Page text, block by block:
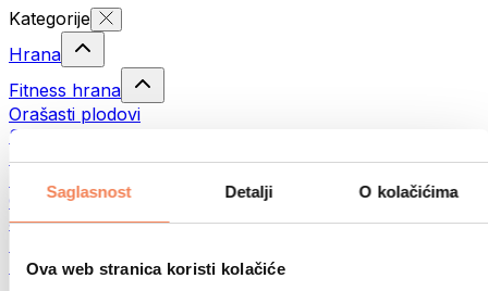
Saglasnost Detalji O kolačićima
Ova web stranica koristi kolačiće
Kategorije
Hrana
Fitness hrana
Orašasti plodovi
Sjemenke
Namazi i paste
Gotovi obroci
Jaja
Meso